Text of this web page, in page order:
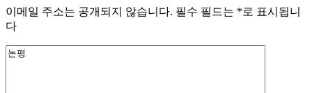
이메일 주소는 공개되지 않습니다. 필수 필드는 *로 표시됩니
다